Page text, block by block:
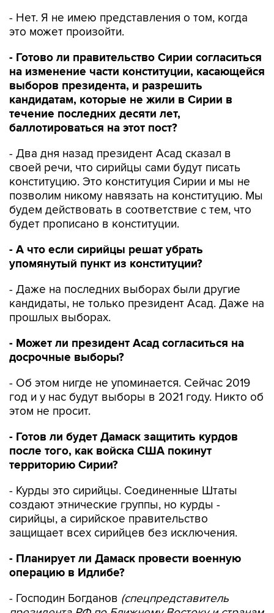
- Нет. Я не имею представления о том, когда
это может произойти.
- Готово ли правительство Сирии согласиться
на изменение части конституции, касающейся
выборов президента, и разрешить
кандидатам, которые не жили в Сирии в
течение последних десяти лет,
баллотироваться на этот пост?
- Два дня назад президент Асад сказал в
своей речи, что сирийцы сами будут писать
конституцию. Это конституция Сирии и мы не
позволим никому навязать на конституцию. Мы
будем действовать в соответствие с тем, что
будет прописано в конституции.
- А что если сирийцы решат убрать
упомянутый пункт из конституции?
- Даже на последних выборах были другие
кандидаты, не только президент Асад. Даже на
прошлых выборах.
- Может ли президент Асад согласиться на
досрочные выборы?
- Об этом нигде не упоминается. Сейчас 2019
год и у нас будут выборы в 2021 году. Никто об
этом не просит.
- Готов ли будет Дамаск защитить курдов
после того, как войска США покинут
территорию Сирии?
- Курды это сирийцы. Соединенные Штаты
создают этнические группы, но курды -
сирийцы, а сирийское правительство
защищает всех сирийцев без исключения.
- Планирует ли Дамаск провести военную
операцию в Идлибе?
- Господин Богданов (спецпредставитель